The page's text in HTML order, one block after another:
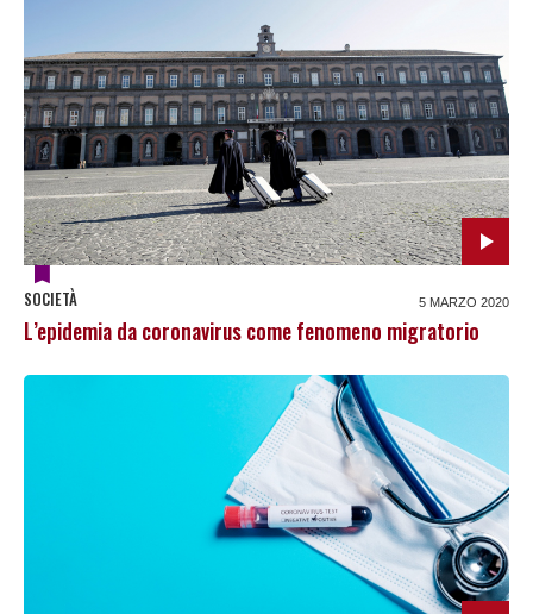
SOCIETÀ 5 MARZO 2020
L’epidemia da coronavirus come fenomeno migratorio